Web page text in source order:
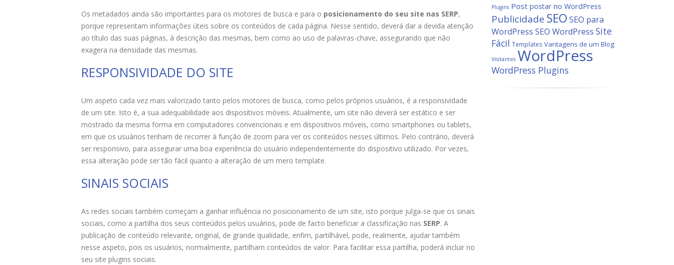
Os metadados ainda são importantes para os motores de busca e para o posicionamento do seu site nas SERP,
porque representam informações úteis sobre os conteúdos de cada página. Nesse sentido, deverá dar a devida atenção
ao título das suas páginas, à descrição das mesmas, bem como ao uso de palavras-chave, assegurando que não
exagera na densidade das mesmas.
RESPONSIVIDADE DO SITE
Um aspeto cada vez mais valorizado tanto pelos motores de busca, como pelos próprios usuários, é a responsividade
de um site. Isto é, a sua adequabilidade aos dispositivos móveis. Atualmente, um site não deverá ser estático e ser
mostrado da mesma forma em computadores convencionais e em dispositivos móveis, como smartphones ou tablets,
em que os usuários tenham de recorrer à função de zoom para ver os conteúdos nesses últimos. Pelo contrário, deverá
ser responsivo, para assegurar uma boa experiência do usuário independentemente do dispositivo utilizado. Por vezes,
essa alteração pode ser tão fácil quanto a alteração de um mero template.
SINAIS SOCIAIS
As redes sociais também começam a ganhar influência no posicionamento de um site, isto porque julga-se que os sinais
sociais, como a partilha dos seus conteúdos pelos usuários, pode de facto beneficiar a classificação nas SERP. A
publicação de conteúdo relevante, original, de grande qualidade, enfim, partilhável, pode, realmente, ajudar também
nesse aspeto, pois os usuários, normalmente, partilham conteúdos de valor. Para facilitar essa partilha, poderá incluir no
seu site plugins sociais.
Plugins Post postar no WordPress
Publicidade SEO SEO para
WordPress SEO WordPress Site
Fácil Templates Vantagens de um Blog
Visitantes WordPress
WordPress Plugins